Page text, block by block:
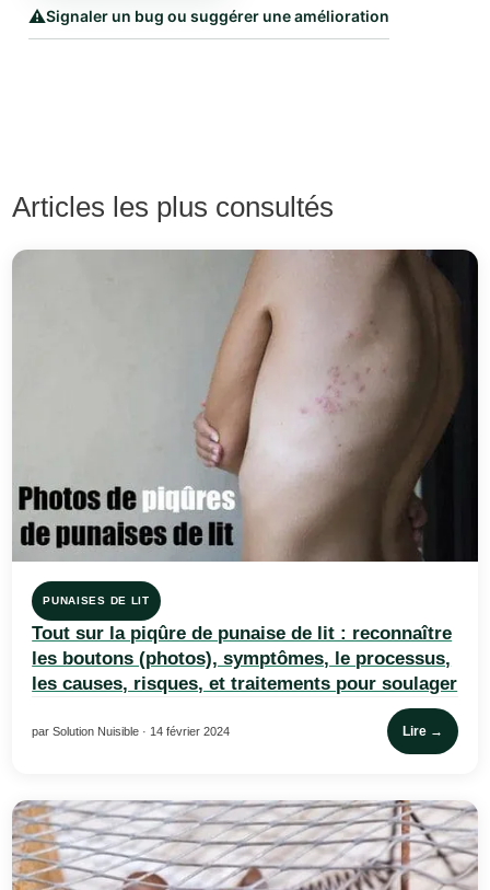
⚠️Signaler un bug ou suggérer une amélioration
Articles les plus consultés
PUNAISES DE LIT
Tout sur la piqûre de punaise de lit : reconnaître
les boutons (photos), symptômes, le processus,
les causes, risques, et traitements pour soulager
par Solution Nuisible · 14 février 2024 Lire →